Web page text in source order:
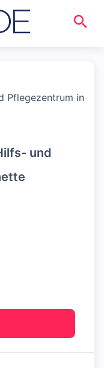
Pflegezentrum in
und